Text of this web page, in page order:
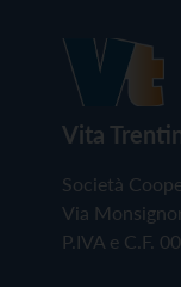
Vita
Società
Via
P.IVA e C.F.